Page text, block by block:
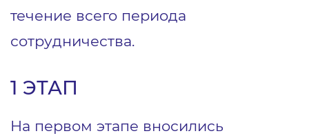
течение всего периода
сотрудничества.
1 ЭТАП
На первом этапе вносились